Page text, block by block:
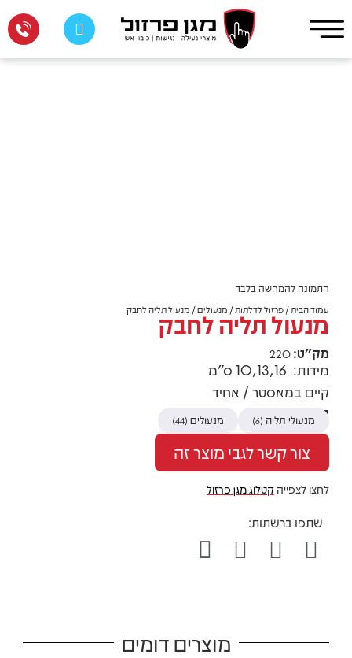
עמוד הבית/פרזול לדלתות/ מנעולים/ מנעול תליה לחבק
מנעול תליה לחבק
מק"ט:220
מידות: 10,13,16 ס"מ
קיים במאסטר / אחיד
קטגוריות
מנעולי תליה (6) מנעולים (44)
צור קשר לגבי מוצר זה
לחצו לצפייהקטלוג מגן פרזול
התמונה להמחשה בלבד
מוצרים דומים